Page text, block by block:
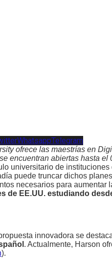
WhatsappTelegram
ofrece las maestrías en
encuentran abiertas hasta el
universitario de
puede truncar dichos
necesarios para
de EE.UU. estudiando
innovadora se
. Actualmente, Harson
).